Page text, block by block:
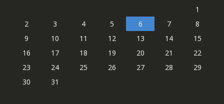
1
2
3 4 5 6 7
8
9
10 11 12 13 14
15
16
17 18 19 20 21
22
23
24 25 26 27 28
29
30
31